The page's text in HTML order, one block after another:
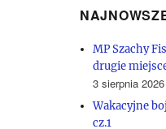
MP Szachy
drugie
3 sierpnia 2026
Wakacyjne
cz.1